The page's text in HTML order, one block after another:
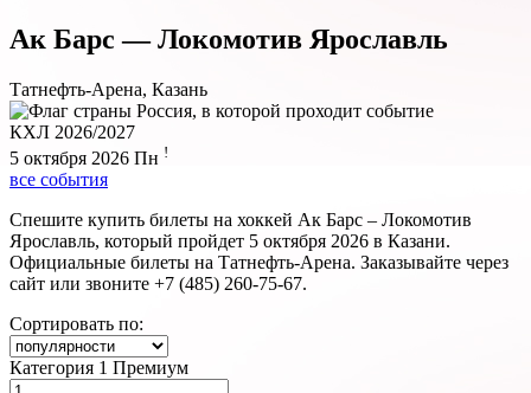
Ак Барс — Локомотив Ярославль
Татнефть-Арена, Казань
КХЛ 2026/2027
5 октября 2026 Пн !
все события
Спешите купить билеты на хоккей Ак Барс – Локомотив
Ярославль, который пройдет 5 октября 2026 в Казани.
Официальные билеты на Татнефть-Арена. Заказывайте через
сайт или звоните +7 (485) 260-75-67.
Сортировать по:
Категория 1 Премиум